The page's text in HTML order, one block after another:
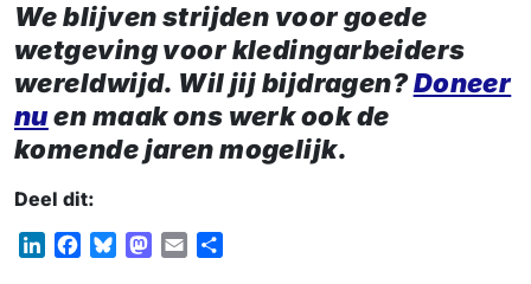
We blijven strijden voor goede
wetgeving voor kledingarbeiders
wereldwijd. Wil jij bijdragen?Doneer
nuen maak ons werk ook de
komende jaren mogelijk.
Deel dit:
M